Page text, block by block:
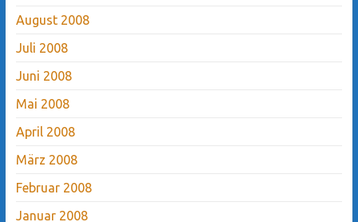
August 2008
Juli 2008
Juni 2008
Mai 2008
April 2008
März 2008
Februar 2008
Januar 2008